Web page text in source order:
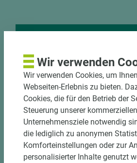
Nutzen Sie unseren
Zuschnittservice
Bekantungsfähiger
und winkelgenau
Hohe und präzise Leistung durch
halbautomatische Beschickung
Einzelteiletikettierung auf
Materialschonende und
Verpackung der Fixmaße
Wir verwenden
Wir verwenden Cookies, um
Webseiten-Erlebnis zu bieten.
Cookies, die für den Betrieb der
Steuerung unserer kommerziellen
Unternehmensziele notwendig
die lediglich zu anonymen
Komforteinstellungen oder zur
personalisierter Inhalte genutzt